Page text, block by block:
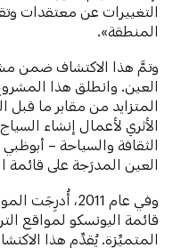
التغييرات عن معتقدات
المنطقة».
وتمَّ هذا الاكتشاف ضمن
المتزايد من مقابر ما قبل
الأثري لأعمال إنشاء
الثقافة والسياحة –
العين المدرَجة على قائمة
وفي عام 2011،
قائمة اليونسكو لمواقع
المتميِّزة. يُقدِّم هذا